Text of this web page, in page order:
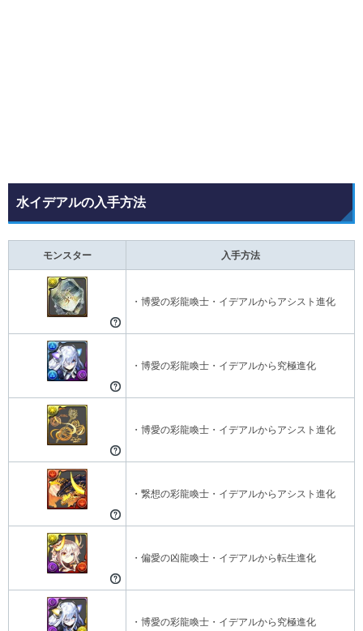
水イデアルの入手方法
モンスター 入手方法
・博愛の彩龍喚士・イデアルからアシスト進化
・博愛の彩龍喚士・イデアルから究極進化
・博愛の彩龍喚士・イデアルからアシスト進化
・繋想の彩龍喚士・イデアルからアシスト進化
・偏愛の凶龍喚士・イデアルから転生進化
・博愛の彩龍喚士・イデアルから究極進化